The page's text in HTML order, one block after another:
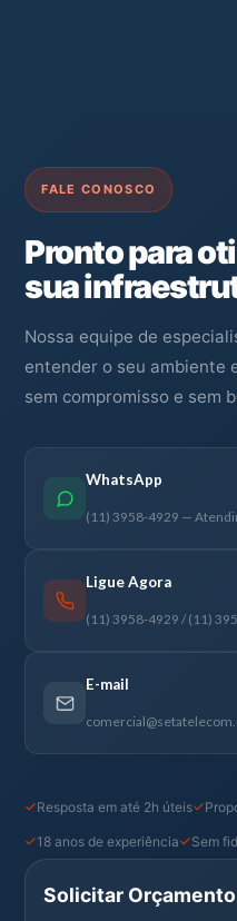
FALE CONOSCO
Pronto para
sua
Nossa equipe de
entender o seu ambiente
sem compromisso e sem
WhatsApp
(11) 3958-4929 —
Ligue Agora
(11) 3958-4929 / (11)
E-mail
Resposta em até 2h úteis
18 anos de experiência Sem
Solicitar Orçamento